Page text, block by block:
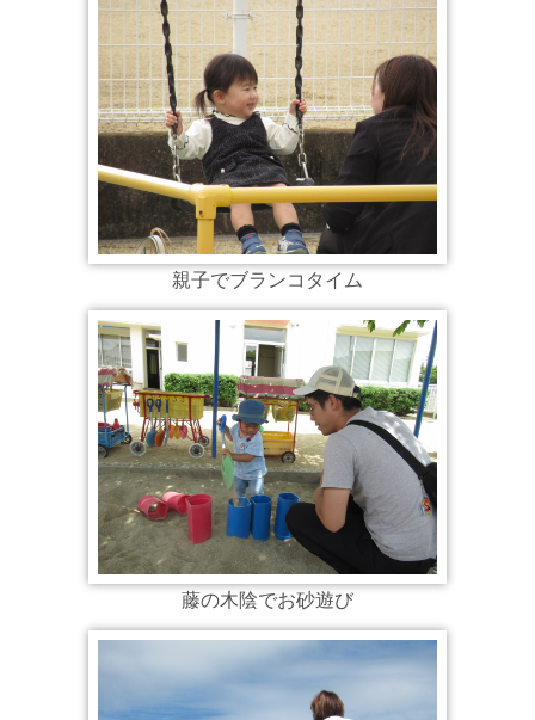
親子でブランコタイム
藤の木陰でお砂遊び